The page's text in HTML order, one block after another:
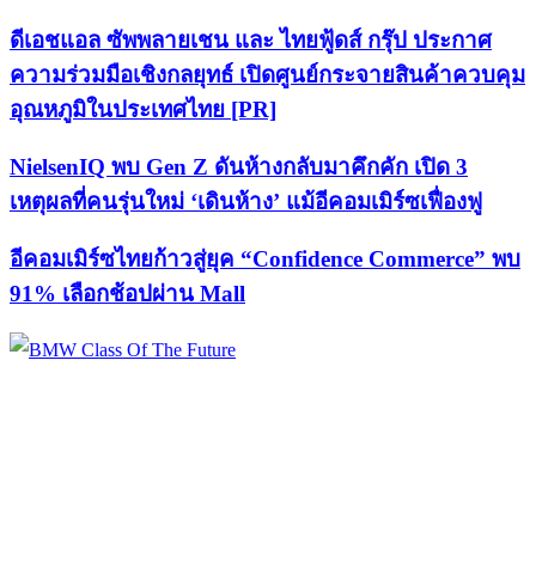
ดีเอชแอล ซัพพลายเชน และ ไทยฟู้ดส์ กรุ๊ป ประกาศ
ความร่วมมือเชิงกลยุทธ์ เปิดศูนย์กระจายสินค้าควบคุม
อุณหภูมิในประเทศไทย [PR]
NielsenIQ พบ Gen Z ดันห้างกลับมาคึกคัก เปิด 3
เหตุผลที่คนรุ่นใหม่ ‘เดินห้าง’ แม้อีคอมเมิร์ซเฟื่องฟู
อีคอมเมิร์ซไทยก้าวสู่ยุค “Confidence Commerce” พบ
91% เลือกช้อปผ่าน Mall